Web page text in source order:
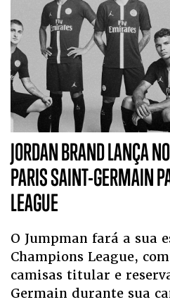
JORDAN BRAND LANÇA
PARIS SAINT-GERMAIN
LEAGUE
O Jumpman fará a sua
Champions League,
camisas titular e
Germain durante sua